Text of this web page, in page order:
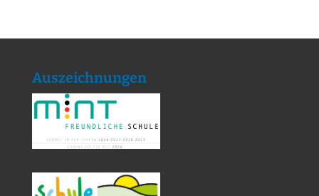
Auszeichnungen